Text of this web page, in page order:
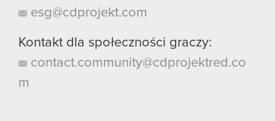
esg@cdprojekt.com
Kontakt dla społeczności graczy:
contact.community@cdprojektred.co
m